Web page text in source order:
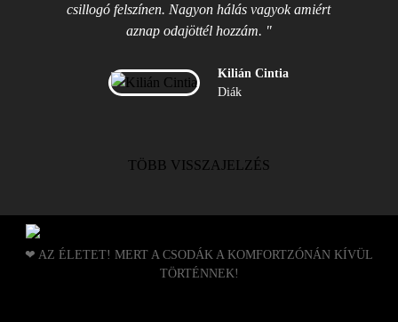
csillogó felszínen. Nagyon hálás vagyok amiért
aznap odajöttél hozzám. "
Kilián Cintia
Diák
TÖBB VISSZAJELZÉS
❤ AZ ÉLETET! MERT A CSODÁK A KOMFORTZÓNÁN KÍVÜL
TÖRTÉNNEK!